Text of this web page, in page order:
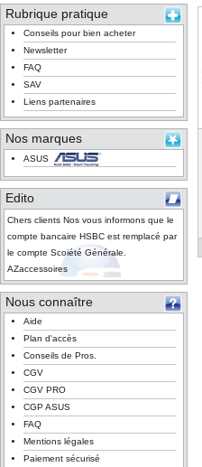
Rubrique pratique
Conseils pour bien acheter
Newsletter
FAQ
SAV
Liens partenaires
Nos marques
ASUS
Edito
Chers clients Nos vous informons que le
compte bancaire HSBC est remplacé par
le compte Scoiété Générale.
AZaccessoires
Nous connaître
Aide
Plan d'accès
Conseils de Pros.
CGV
CGV PRO
CGP ASUS
FAQ
Mentions légales
Paiement sécurisé